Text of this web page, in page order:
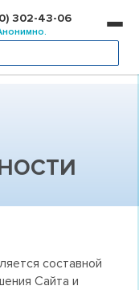
302-43-06
составной
Сайта и